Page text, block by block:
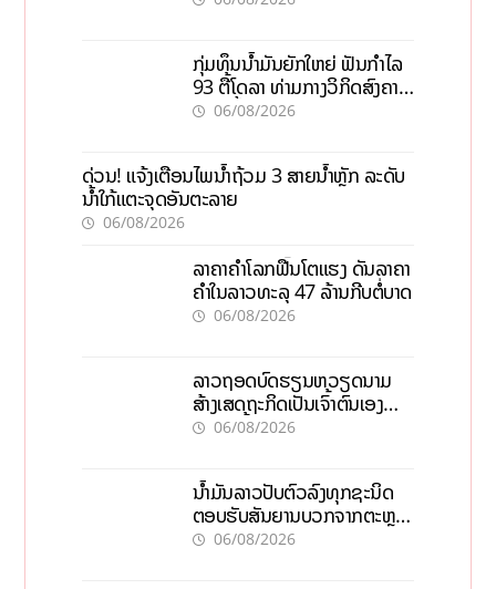
ກຸ່ມທຶນນ້ຳມັນຍັກໃຫຍ່ ຟັນກຳໄລ
93 ຕື້ໂດລາ ທ່າມກາງວິກິດສົງຄາມ
ລາຄານໍ້າມັນແພງ
06/08/2026
ດ່ວນ! ແຈ້ງເຕືອນໄພນໍ້າຖ້ວມ 3 ສາຍນໍ້າຫຼັກ ລະດັບ
ນໍ້າໃກ້ແຕະຈຸດອັນຕະລາຍ
06/08/2026
ລາຄາຄຳໂລກຟື້ນໂຕແຮງ ດັນລາຄາ
ຄຳໃນລາວທະລຸ 47 ລ້ານກີບຕໍ່ບາດ
06/08/2026
ລາວຖອດບົດຮຽນຫວຽດນາມ
ສ້າງເສດຖະກິດເປັນເຈົ້າຕົນເອງ
ກ້າວສູ່ເປົ້າໝາຍ 2035
06/08/2026
ນໍ້າມັນລາວປັບຕົວລົງທຸກຊະນິດ
ຕອບຮັບສັນຍານບວກຈາກຕະຫຼາດ
ໂລກ ແລະ ຊ່ອງແຄບຮໍມູສ
06/08/2026